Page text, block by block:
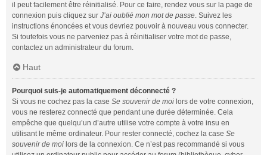
il peut facilement être réinitialisé. Pour ce faire, rendez vous sur la page de
connexion puis cliquez sur J’ai oublié mon mot de passe. Suivez les
instructions énoncées et vous devriez pouvoir à nouveau vous connecter.
Si toutefois vous ne parveniez pas à réinitialiser votre mot de passe,
contactez un administrateur du forum.
Haut
Pourquoi suis-je automatiquement déconnecté ?
Si vous ne cochez pas la case Se souvenir de moi lors de votre connexion,
vous ne resterez connecté que pendant une durée déterminée. Cela
empêche que quelqu’un d’autre utilise votre compte à votre insu en
utilisant le même ordinateur. Pour rester connecté, cochez la case Se
souvenir de moi lors de la connexion. Ce n’est pas recommandé si vous